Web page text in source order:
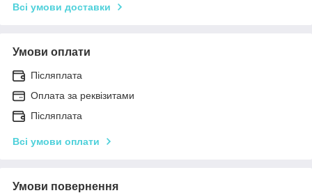
Всі умови доставки
Умови оплати
Післяплата
Оплата за реквізитами
Післяплата
Всі умови оплати
Умови повернення